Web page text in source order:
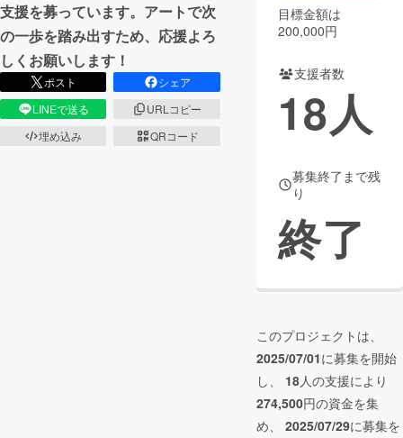
CAMPFIRE for Social Good
CAMPFIRE Creation
CAMPFIREふるさと納税machi-ya コミュニティ
支援を募っています。アートで次
の一歩を踏み出すため、応援よろ
しくお願いします！
ポスト
シェア
LINEで送る
URLコピー
埋め込み
QRコード
目標金額は
200,000円
支援者数
18人
募集終了まで残
り
終了
このプロジェクトは、
2025/07/01に募集を開始
し、 18人の支援により
274,500円の資金を集
め、 2025/07/29に募集を